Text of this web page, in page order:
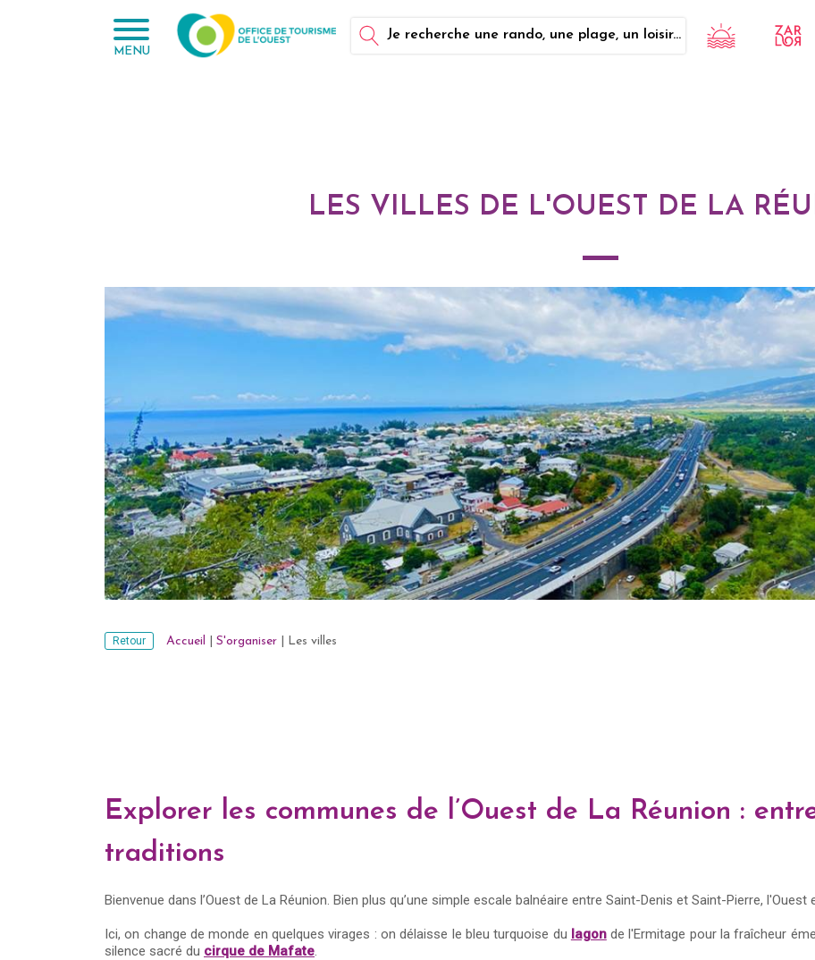
MENU
Je recherche une rando, une plage, un loisir...
LES VILLES DE L'OUEST DE LA
Retour Accueil S'organiser Les villes
Explorer les communes de l’Ouest de La Réunion :
traditions
Bienvenue dans l’Ouest de La Réunion. Bien plus qu’une simple escale balnéaire entre Saint-Denis et Saint-Pierre,
Ici, on change de monde en quelques virages : on délaisse le bleu turquoise du lagonde l'Ermitage pour la fraîcheur
silence sacré du cirque de Mafate.